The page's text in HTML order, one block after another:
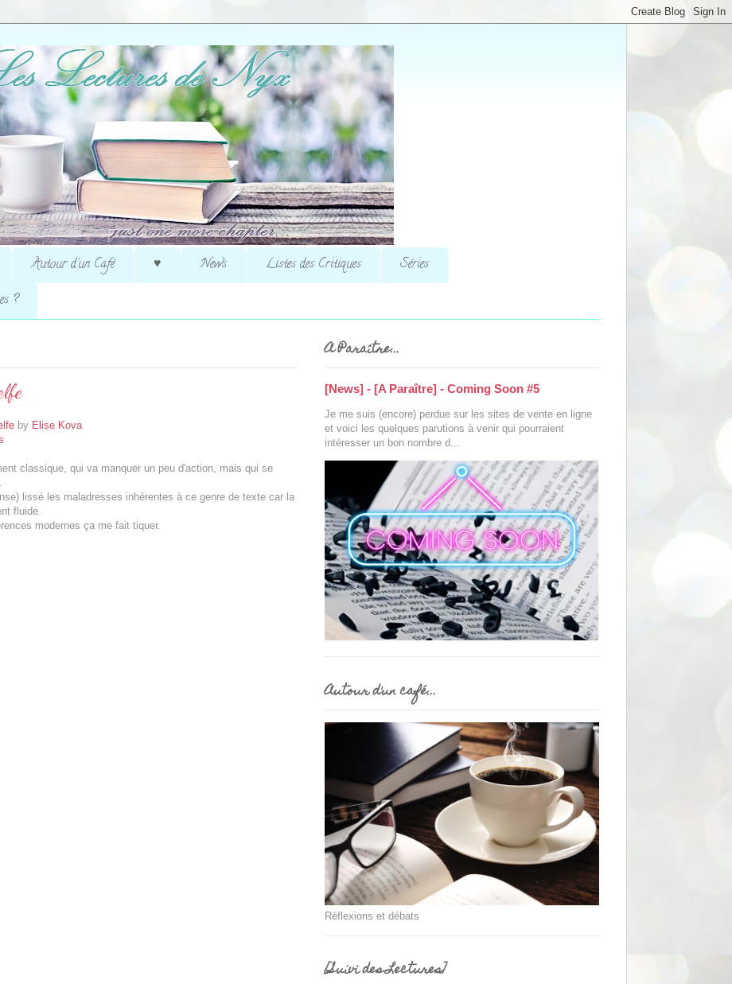
Autour d'un Café ♥ News Listes des Critiques
Séries
?
by Elise Kova
classique, qui va manquer un peu d'action, mais qui se
lissé les maladresses inhérentes à ce genre de texte car la
fluide.
modernes ça me fait tiquer.
A Paraître...
[News] - [A Paraître] - Coming Soon #5
Je me suis (encore) perdue sur les sites de vente en ligne
et voici les quelques parutions à venir qui pourraient
intéresser un bon nombre d...
Autour d'un café...
Réflexions et débats
[Suivi des Lectures]